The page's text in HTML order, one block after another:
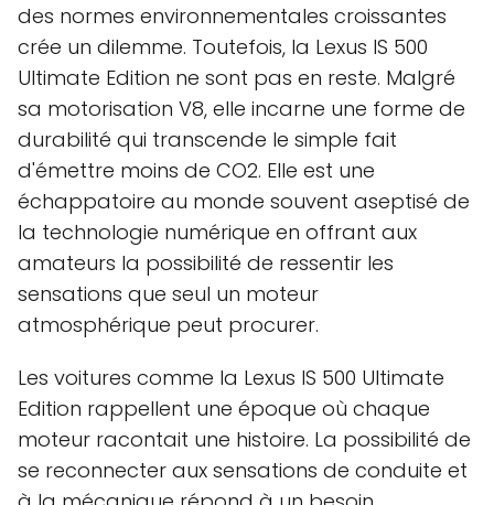
des normes environnementales croissantes
crée un dilemme. Toutefois, la Lexus IS 500
Ultimate Edition ne sont pas en reste. Malgré
sa motorisation V8, elle incarne une forme de
durabilité qui transcende le simple fait
d'émettre moins de CO2. Elle est une
échappatoire au monde souvent aseptisé de
la technologie numérique en offrant aux
amateurs la possibilité de ressentir les
sensations que seul un moteur
atmosphérique peut procurer.
Les voitures comme la Lexus IS 500 Ultimate
Edition rappellent une époque où chaque
moteur racontait une histoire. La possibilité de
se reconnecter aux sensations de conduite et